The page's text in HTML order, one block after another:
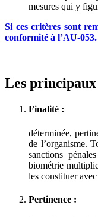
mesures qui y
Si ces critères sont
conformité à l’AU-053.
Les
Finalité :
déterminée,
de l’organisme.
sanctions
biométrie
les constituer
Pertinence :